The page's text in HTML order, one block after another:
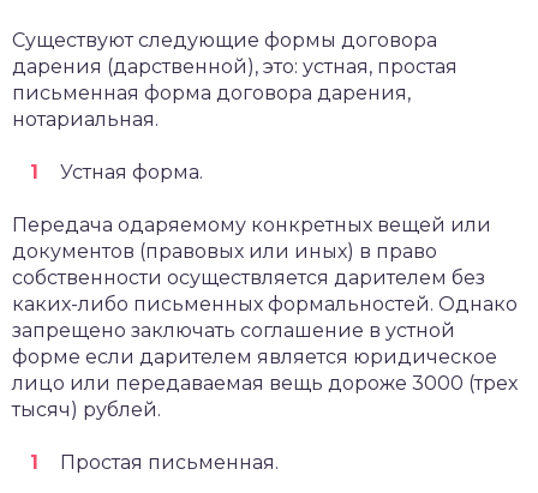
Существуют следующие формы договора
дарения (дарственной), это: устная, простая
письменная форма договора дарения,
нотариальная.
Устная форма.
Передача одаряемому конкретных вещей или
документов (правовых или иных) в право
собственности осуществляется дарителем без
каких-либо письменных формальностей. Однако
запрещено заключать соглашение в устной
форме если дарителем является юридическое
лицо или передаваемая вещь дороже 3000 (трех
тысяч) рублей.
Простая письменная.